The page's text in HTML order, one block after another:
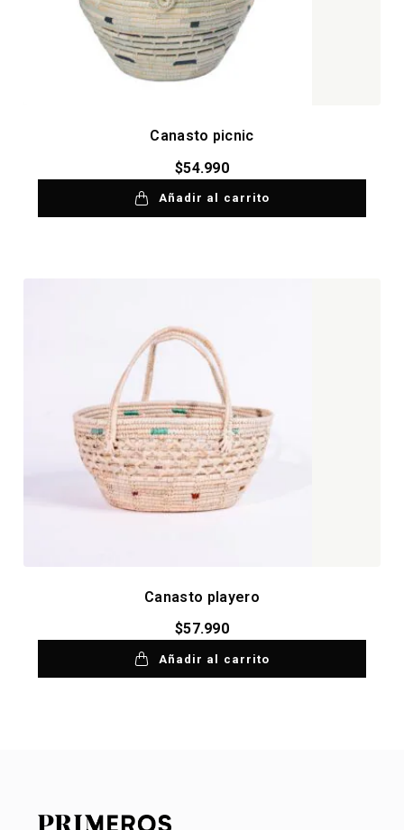
Canasto picnic
$54.990
Añadir al carrito
Canasto playero
$57.990
Añadir al carrito